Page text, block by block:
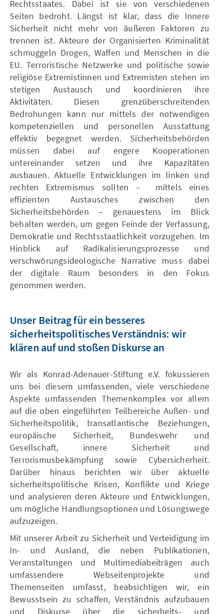
Rechtsstaates. Dabei ist sie von verschiedenen
Seiten bedroht. Längst ist klar, dass die Innere
Sicherheit nicht mehr von äußeren Faktoren zu
trennen ist. Akteure der Organisierten Kriminalität
schmuggeln Drogen, Waffen und Menschen in die
EU. Terroristische Netzwerke und politische sowie
religiöse Extremistinnen und Extremisten stehen im
stetigen Austausch und koordinieren ihre
Aktivitäten. Diesen grenzüberschreitenden
Bedrohungen kann nur mittels der notwendigen
kompetenziellen und personellen Ausstattung
effektiv begegnet werden. Sicherheitsbehörden
müssen dabei auf engere Kooperationen
untereinander setzen und ihre Kapazitäten
ausbauen. Aktuelle Entwicklungen im linken und
rechten Extremismus sollten – mittels eines
effizienten Austausches zwischen den
Sicherheitsbehörden – genauestens im Blick
behalten werden, um gegen Feinde der Verfassung,
Demokratie und Rechtsstaatlichkeit vorzugehen. Im
Hinblick auf Radikalisierungsprozesse und
verschwörungsideologische Narrative muss dabei
der digitale Raum besonders in den Fokus
genommen werden.
Unser Beitrag für ein besseres
sicherheitspolitisches Verständnis: wir
klären auf und stoßen Diskurse an
Wir als Konrad-Adenauer-Stiftung e.V. fokussieren
uns bei diesem umfassenden, viele verschiedene
Aspekte umfassenden Themenkomplex vor allem
auf die oben eingeführten Teilbereiche Außen- und
Sicherheitspolitik, transatlantische Beziehungen,
europäische Sicherheit, Bundeswehr und
Gesellschaft, innere Sicherheit und
Terrorismusbekämpfung sowie Cybersicherheit.
Darüber hinaus berichten wir über aktuelle
sicherheitspolitische Krisen, Konflikte und Kriege
und analysieren deren Akteure und Entwicklungen,
um mögliche Handlungsoptionen und Lösungswege
aufzuzeigen.
Mit unserer Arbeit zu Sicherheit und Verteidigung im
In- und Ausland, die neben Publikationen,
Veranstaltungen und Multimediabeiträgen auch
umfassendere Webseitenprojekte und
Themenseiten umfasst, beabsichtigen wir, ein
Bewusstsein zu schaffen, Verständnis aufzubauen
und Diskurse über die sicherheits- und